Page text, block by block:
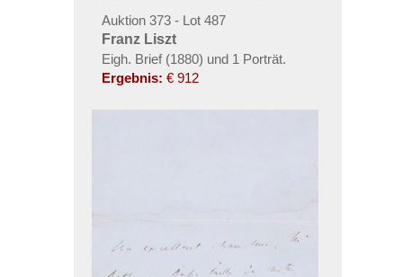
Auktion 373 - Lot 487
Franz Liszt
Eigh. Brief (1880) und 1 Porträt.
Ergebnis: € 912